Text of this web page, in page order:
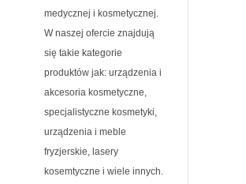
medycznej i kosmetycznej.
W naszej ofercie znajdują
się takie kategorie
produktów jak: urządzenia i
akcesoria kosmetyczne,
specjalistyczne kosmetyki,
urządzenia i meble
fryzjerskie, lasery
kosemtyczne i wiele innych.